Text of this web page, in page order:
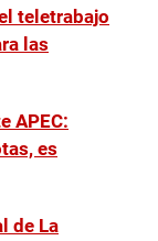
teletrabajo
las
APEC:
es
de La